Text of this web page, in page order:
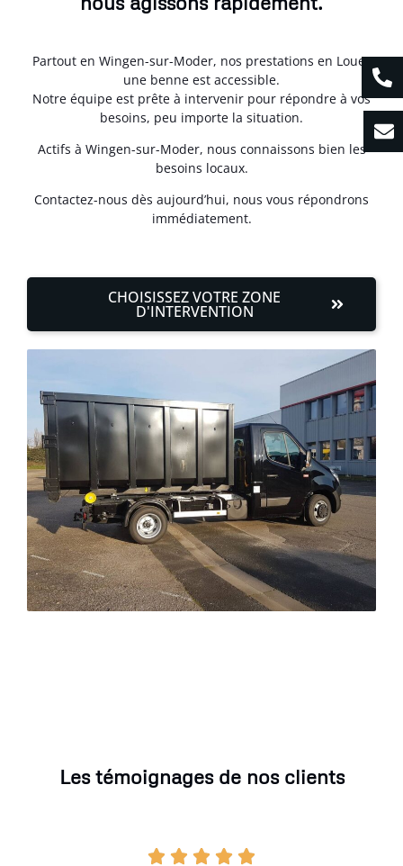
Partout en Wingen-sur-Moder, nos prestations en Louer
une benne est accessible.
Notre équipe est prête à intervenir pour répondre à vos
besoins, peu importe la situation.
Actifs à Wingen-sur-Moder, nous connaissons bien les
besoins locaux.
Contactez-nous dès aujourd’hui, nous vous répondrons
immédiatement.
CHOISISSEZ VOTRE ZONE
D'INTERVENTION
Les témoignages de nos clients